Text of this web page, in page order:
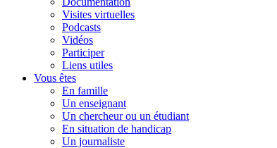
Visites virtuelles
Podcasts
Vidéos
Participer
Liens utiles
Vous êtes
En famille
Un enseignant
Un chercheur ou un étudiant
En situation de handicap
Un journaliste